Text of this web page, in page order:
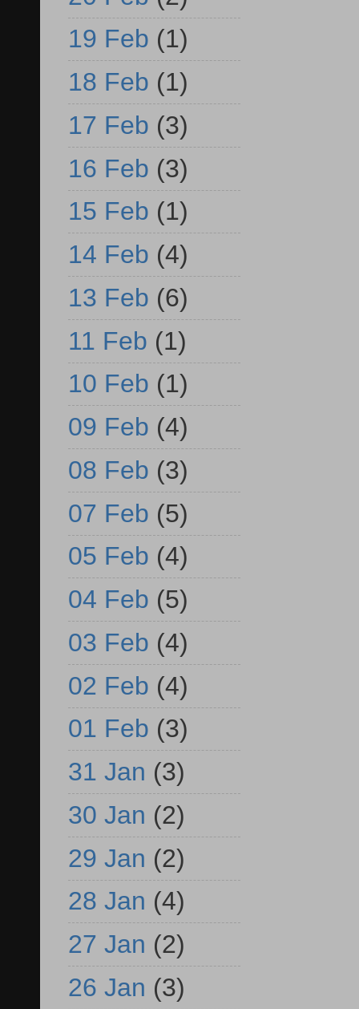
19 Feb (1)
18 Feb (1)
17 Feb (3)
16 Feb (3)
15 Feb (1)
14 Feb (4)
13 Feb (6)
11 Feb (1)
10 Feb (1)
09 Feb (4)
08 Feb (3)
07 Feb (5)
05 Feb (4)
04 Feb (5)
03 Feb (4)
02 Feb (4)
01 Feb (3)
31 Jan (3)
30 Jan (2)
29 Jan (2)
28 Jan (4)
27 Jan (2)
26 Jan (3)